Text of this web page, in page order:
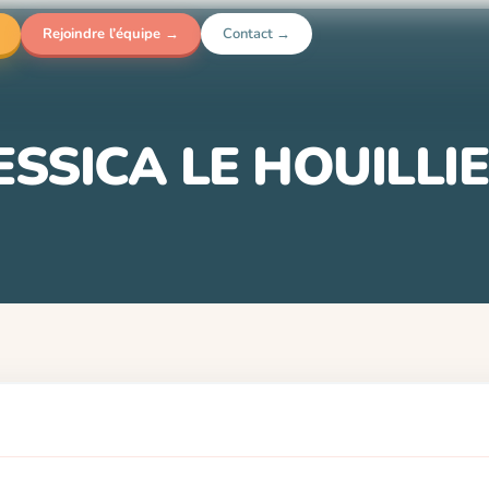
Rejoindre l’équipe → Contact →
LE